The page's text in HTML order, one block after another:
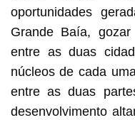
oportunidades
Grande Baía,
entre as duas
núcleos de cada
entre as duas
desenvolvimento